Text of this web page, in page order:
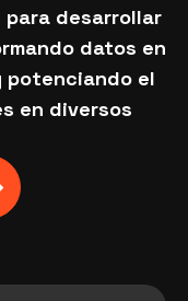
desarrollar
datos en
potenciando el
en diversos